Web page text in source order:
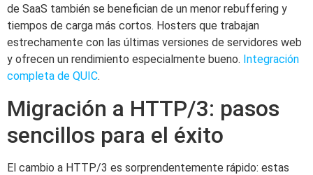
de SaaS también se benefician de un menor rebuffering y
tiempos de carga más cortos. Hosters que trabajan
estrechamente con las últimas versiones de servidores web
y ofrecen un rendimiento especialmente bueno. Integración
completa de QUIC.
Migración a HTTP/3: pasos
sencillos para el éxito
El cambio a HTTP/3 es sorprendentemente rápido: estas